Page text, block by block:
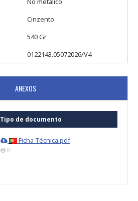
Cinzento
540 Gr
0122143.05072026/V4
ANEXOS
Tipo de documento
Ficha Técnica.pdf
0